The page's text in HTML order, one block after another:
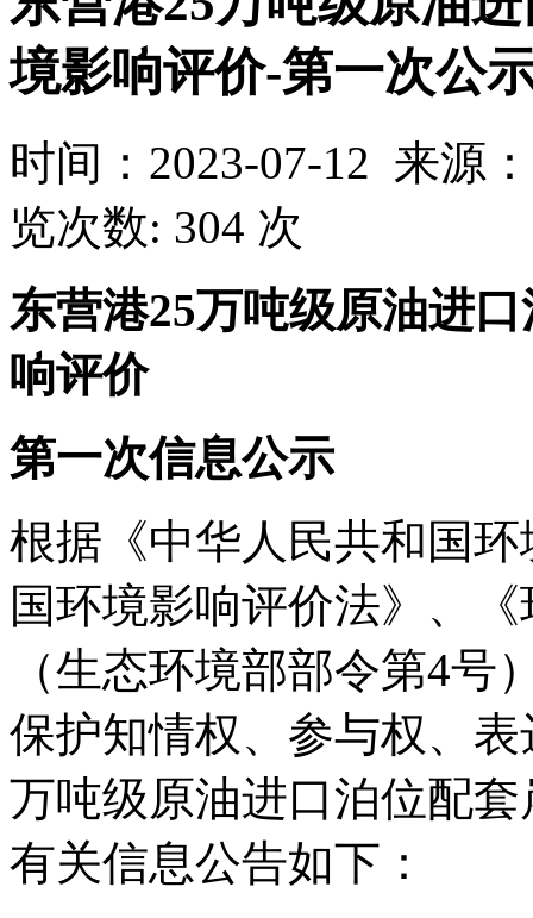
境影响评价-第一次公
时间：2023-07-12 来源
览次数: 304 次
东营港25万吨级原油进
响评价
第一次信息公示
根据《中华人民共和国
国环境影响评价法》、
（生态环境部部令第4
保护知情权、参与权、
万吨级原油进口泊位配
有关信息公告如下：